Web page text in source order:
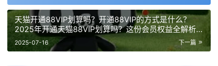
天猫开通88VIP划算吗？开通88VIP的方式是什么？
2025年开通天猫88VIP划算吗？这份会员权益全解析
助你省出全年生活费！
下一篇
2025-07-16